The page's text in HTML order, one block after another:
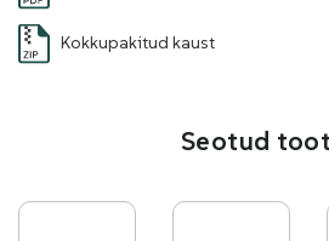
Kokkupakitud kaust
Seotud